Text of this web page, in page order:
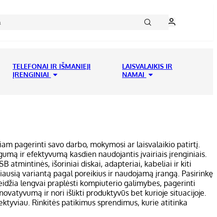
TELEFONAI IR IŠMANIEJI
ĮRENGINIAI
LAISVALAIKIS IR
NAMAI
pagerinti savo darbo, mokymosi ar laisvalaikio patirtį.
ir efektyvumą kasdien naudojantis įvairiais įrenginiais.
atmintinės, išoriniai diskai, adapteriai, kabeliai ir kiti
variantą pagal poreikius ir naudojamą įrangą. Pasirinkę
lengvai praplėsti kompiuterio galimybes, pagerinti
ir nori išlikti produktyvūs bet kurioje situacijoje.
Rinkitės patikimus sprendimus, kurie atitinka